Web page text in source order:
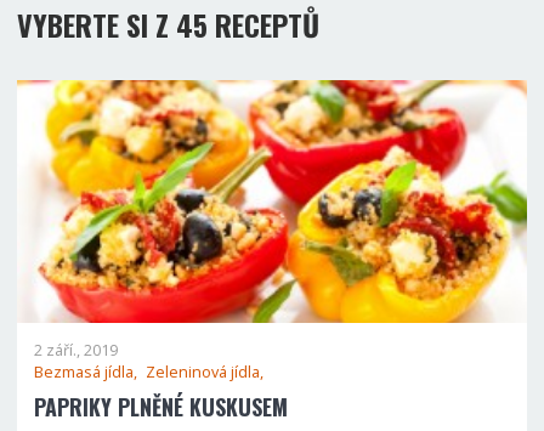
VYBERTE SI Z 45 RECEPTŮ
2 září., 2019
Bezmasá jídla, Zeleninová jídla,
PAPRIKY PLNĚNÉ KUSKUSEM